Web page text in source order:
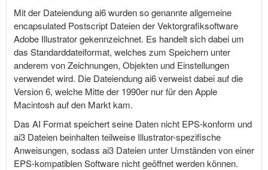
Mit der Dateiendung ai6 wurden so genannte allgemeine
encapsulated Postscript Dateien der Vektorgrafiksoftware
Adobe Illustrator gekennzeichnet. Es handelt sich dabei um
das Standarddateiformat, welches zum Speichern unter
anderem von Zeichnungen, Objekten und Einstellungen
verwendet wird. Die Dateiendung ai6 verweist dabei auf die
Version 6, welche Mitte der 1990er nur für den Apple
Macintosh auf den Markt kam.
Das AI Format speichert seine Daten nicht EPS-konform und
ai3 Dateien beinhalten teilweise Illustrator-spezifische
Anweisungen, sodass ai3 Dateien unter Umständen von einer
EPS-kompatiblen Software nicht geöffnet werden können.